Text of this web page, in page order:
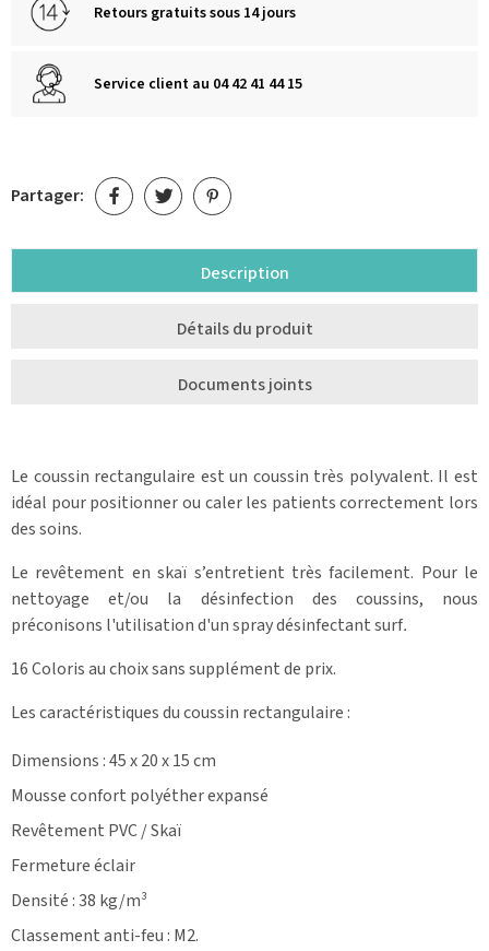
Retours gratuits sous 14 jours
Service client au 04 42 41 44 15
Partager:
Description
Détails du produit
Documents joints
Le coussin rectangulaire est un coussin très polyvalent. Il est
idéal pour positionner ou caler les patients correctement lors
des soins.
Le revêtement en skaï s’entretient très facilement. Pour le
nettoyage et/ou la désinfection des coussins, nous
préconisons l'utilisation d'un spray désinfectant surf.
16 Coloris au choix sans supplément de prix.
Les caractéristiques du coussin rectangulaire :
Dimensions : 45 x 20 x 15 cm
Mousse confort polyéther expansé
Revêtement PVC / Skaï
Fermeture éclair
Densité : 38 kg/m³
Classement anti-feu : M2.